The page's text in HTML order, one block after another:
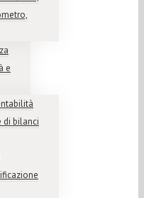
e
di bilanci